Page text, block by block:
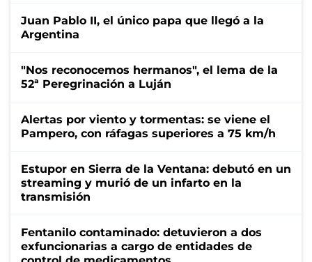
Juan Pablo II, el único papa que llegó a la
Argentina
"Nos reconocemos hermanos", el lema de la
52ª Peregrinación a Luján
Alertas por viento y tormentas: se viene el
Pampero, con ráfagas superiores a 75 km/h
Estupor en Sierra de la Ventana: debutó en un
streaming y murió de un infarto en la
transmisión
Fentanilo contaminado: detuvieron a dos
exfuncionarias a cargo de entidades de